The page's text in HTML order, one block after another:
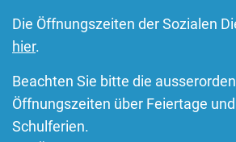
Die Öffnungszeiten der Sozialen
hier.
Beachten Sie bitte die
Öffnungszeiten über Feiertage
Schulferien.